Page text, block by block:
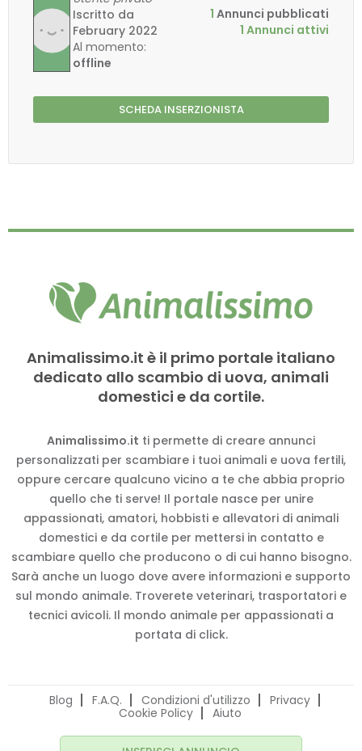
Iscritto da
February 2022
Al momento:
offline
1 Annunci pubblicati
1 Annunci attivi
SCHEDA INSERZIONISTA
Animalissimo.it è il primo portale italiano
dedicato allo scambio di uova, animali
domestici e da cortile.
Animalissimo.it ti permette di creare annunci
personalizzati per scambiare i tuoi animali e uova fertili,
oppure cercare qualcuno vicino a te che abbia proprio
quello che ti serve! Il portale nasce per unire
appassionati, amatori, hobbisti e allevatori di animali
domestici e da cortile per mettersi in contatto e
scambiare quello che producono o di cui hanno bisogno.
Sarà anche un luogo dove avere informazioni e supporto
sul mondo animale. Troverete veterinari, trasportatori e
tecnici avicoli. Il mondo animale per appassionati a
portata di click.
Blog F.A.Q. Condizioni d'utilizzo
Privacy
Cookie Policy
Aiuto